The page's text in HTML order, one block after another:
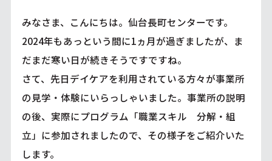
みなさま、こんにちは。仙台長町センターです。
2024年もあっという間に1ヵ月が過ぎましたが、ま
だまだ寒い日が続きそうですですね。
さて、先日デイケアを利用されている方々が事業所
の見学・体験にいらっしゃいました。事業所の説明
の後、実際にプログラム「職業スキル 分解・組
立」に参加されましたので、その様子をご紹介いた
します。